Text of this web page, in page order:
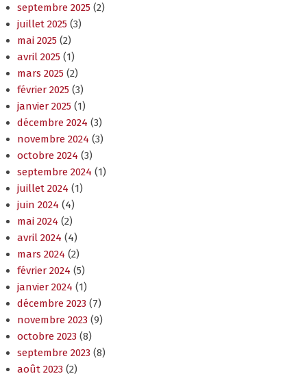
septembre 2025 (2)
juillet 2025 (3)
mai 2025 (2)
avril 2025 (1)
mars 2025 (2)
février 2025 (3)
janvier 2025 (1)
décembre 2024 (3)
novembre 2024 (3)
octobre 2024 (3)
septembre 2024 (1)
juillet 2024 (1)
juin 2024 (4)
mai 2024 (2)
avril 2024 (4)
mars 2024 (2)
février 2024 (5)
janvier 2024 (1)
décembre 2023 (7)
novembre 2023 (9)
octobre 2023 (8)
septembre 2023 (8)
août 2023 (2)